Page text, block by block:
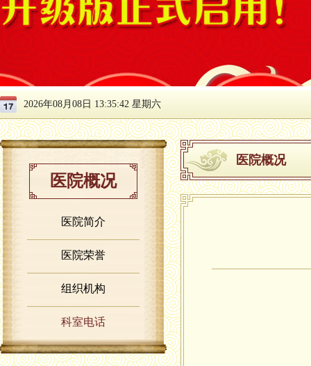
2026年08月08日 13:35:42 星期六
医院概况
医院简介
医院荣誉
组织机构
科室电话
医院概况